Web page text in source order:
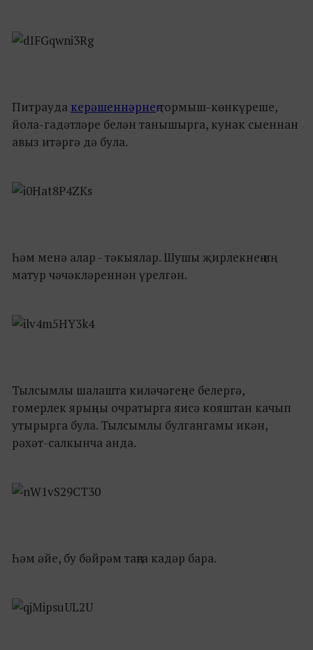
Питрауда керәшеннәрнеңтормыш-көнкүреше,
йола-гадәтләре белән танышырга, кунак сыеннан
авыз итәргә дә була.
Һәм менә алар - тәкыялар. Шушы җирлекнең иң
матур чәчәкләреннән үрелгән.
Тылсымлы шалашта киләчәгеңне белергә,
гомерлек ярыңны очратырга яисә кояштан качып
утырырга була. Тылсымлы булгангамы икән,
рәхәт-салкынча анда.
Һәм әйе, бу бәйрәм таңга кадәр бара.